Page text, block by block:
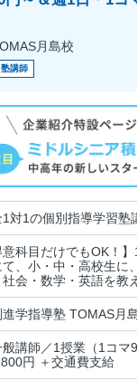
月島校
塾講師
1対1の個別指導学習塾
意科目だけでもOK！
て、小・中・高校生に
会・数学・英語を教
学指導塾 TOMAS月
般講師／1授業（1コ
円 ＋交通費支給